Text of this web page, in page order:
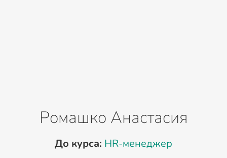
Ромашко Анастасия
До курса: HR-менеджер